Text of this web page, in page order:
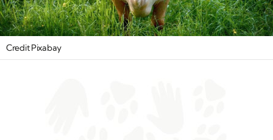
Credit Pixabay